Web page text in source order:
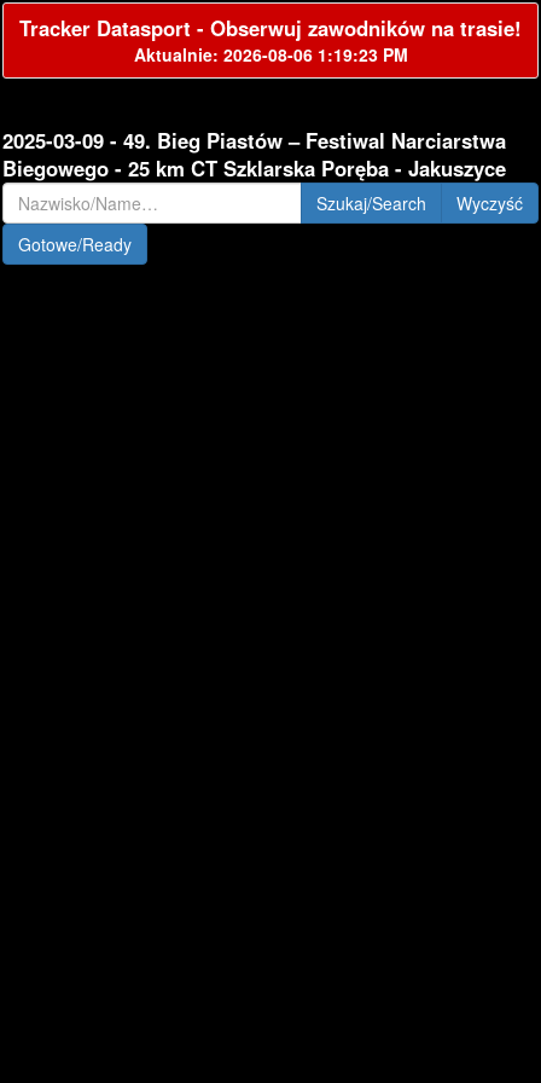
Tracker Datasport - Obserwuj zawodników na trasie!
Aktualnie: 2026-08-06 1:19:23 PM
2025-03-09 - 49. Bieg Piastów – Festiwal Narciarstwa
Biegowego - 25 km CT Szklarska Poręba - Jakuszyce
Szukaj/Search
Gotowe/Ready